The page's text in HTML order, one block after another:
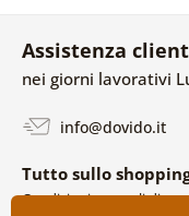
Assistenza
nei giorni lavorativi
info@dovido.it
Tutto sullo
Condizioni generali di